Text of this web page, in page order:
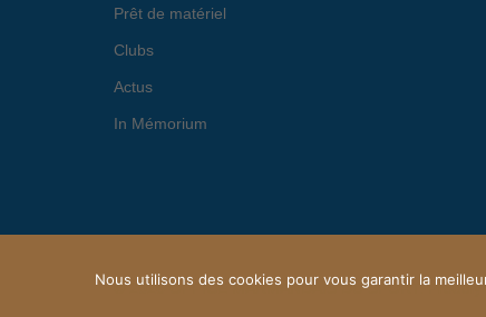
Prêt de matériel
Clubs
Actus
In Mémorium
© 2026 OFFICE MARMANDAIS DU SPORT.
Nous utilisons des cookies pour vous garantir la